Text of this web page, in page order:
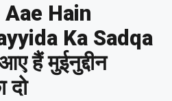
Hain
Ka Sadqa
हैं मुईनुद्दीन
दो